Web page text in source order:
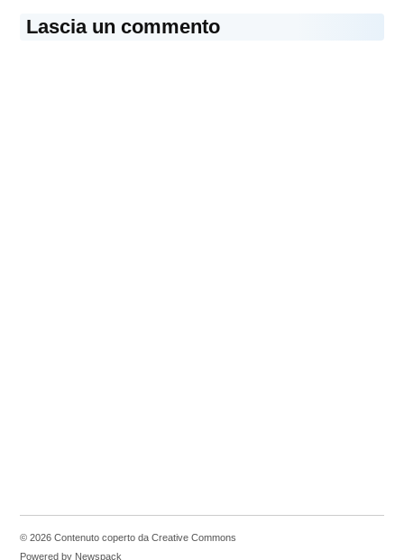
Lascia un commento
© 2026 Contenuto coperto da Creative Commons
Powered by Newspack